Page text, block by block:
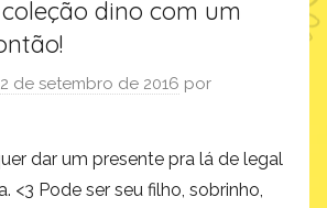
dino com um
de setembro de 2016 por
dar um presente pra lá de legal
<3 Pode ser seu filho, sobrinho,